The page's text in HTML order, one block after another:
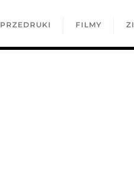
PRZEDRUKI FILMY